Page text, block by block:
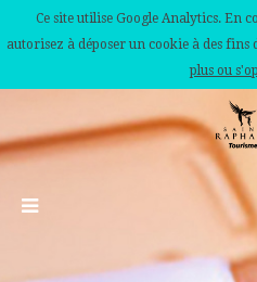
Ce site utilise Google Analytics. En
autorisez à déposer un cookie à des fins
plus ou